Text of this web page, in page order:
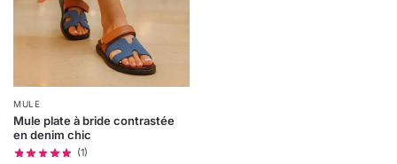
MULE
Mule plate à bride contrastée
en denim chic
(1)